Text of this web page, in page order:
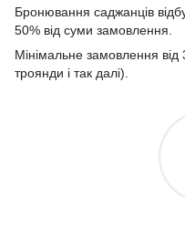
Бронювання саджанців
50% від суми замовлення.
Мінімальне замовлення від
троянди і так далі).